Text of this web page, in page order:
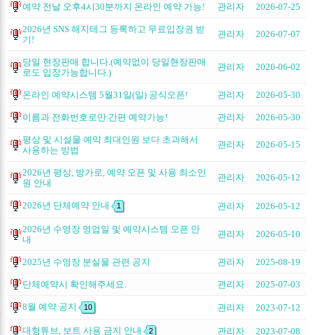
예약 전날 오후4시30분까지 온라인 예약 가능! 관리자 2026-07-25
2026년 SNS 해지테그 등록하고 무료입장권 받
기!
관리자 2026-07-07
당일 현장판매 합니다.(예약없이 당일현장판매
로도 입장가능합니다.)
관리자 2026-06-02
온라인 예약시스템 5월31일(일) 공식오픈! 관리자 2026-05-30
이름과 전화번호로만 간편 예약가능! 관리자 2026-05-30
평상 및 시설물 예약 최대인원 보다 초과해서
사용하는 방법
관리자 2026-05-15
2026년 평상, 방가로, 예약 오픈 및 사용 최소인
원 안내
관리자 2026-05-12
2026년 단체예약 안내 1 관리자 2026-05-12
2026년 수영장 영업일 및 예약시스템 오픈 안
내
관리자 2026-05-10
2025년 수영장 분실물 관련 공지 관리자 2025-08-19
단체예약시 확인해주세요. 관리자 2025-07-03
8월 예약 공지 10 관리자 2023-07-12
대형튜브, 보트 사용 금지 안내 2 관리자 2023-07-08